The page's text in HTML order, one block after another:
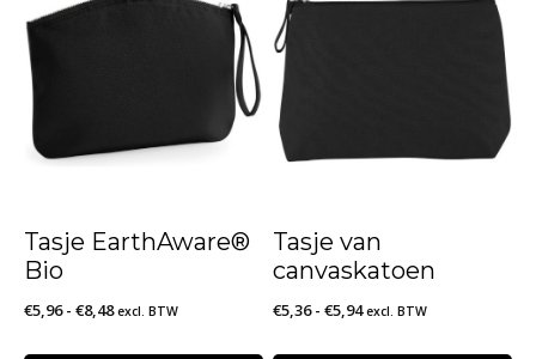
Tasje EarthAware®
Bio
€5,96 - €8,48Prijsklasse:
excl. BTW
Tasje van
canvaskatoen
€5,36 - €5,94Prijsklasse:
excl. BTW